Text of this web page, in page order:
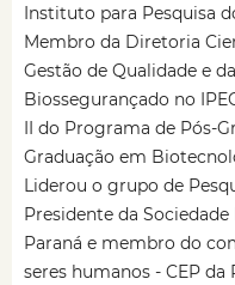
Instituto para Pesquisa
Membro da Diretoria
Gestão de Qualidade e
Biossegurançado no
II do Programa de Pós-
Graduação em
Liderou o grupo de
Presidente da
Paraná e membro do
seres humanos - CEP da